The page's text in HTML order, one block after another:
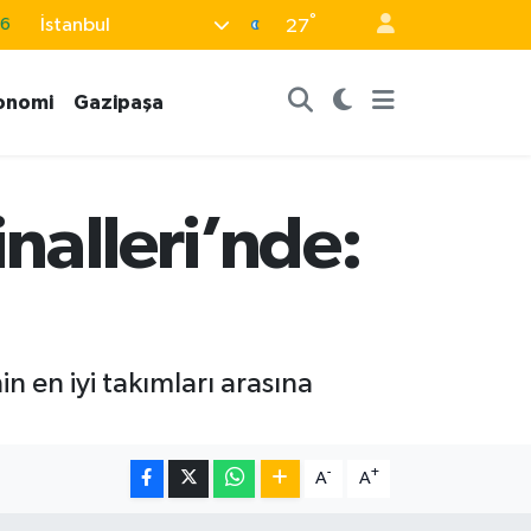
İstanbul 27°
Gazipaşa
en iyi takımları arasına
A- A+